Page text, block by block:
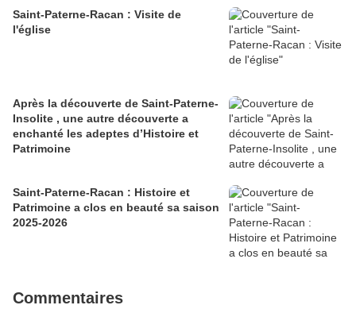
Saint-Paterne-Racan : Visite de
l'église
Après la découverte de Saint-Paterne-
Insolite , une autre découverte a
enchanté les adeptes d’Histoire et
Patrimoine
Saint-Paterne-Racan : Histoire et
Patrimoine a clos en beauté sa saison
2025-2026
Commentaires